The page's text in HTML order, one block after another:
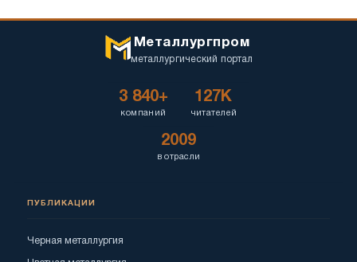
Металлургпром
металлургический портал
3 840+
компаний
127K
читателей
2009
в отрасли
ПУБЛИКАЦИИ
Черная металлургия